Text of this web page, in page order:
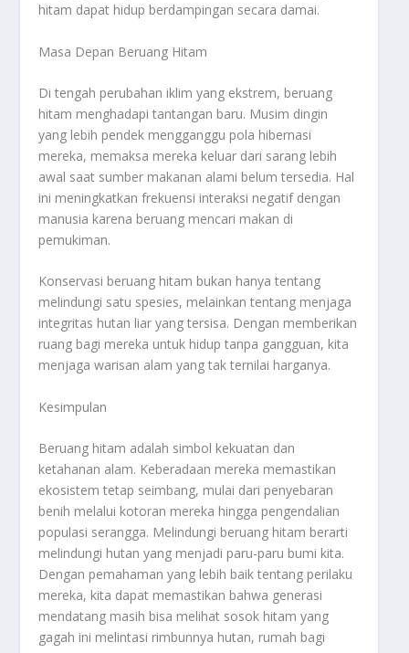
hitam dapat hidup berdampingan secara damai.
Masa Depan Beruang Hitam
Di tengah perubahan iklim yang ekstrem, beruang
hitam menghadapi tantangan baru. Musim dingin
yang lebih pendek mengganggu pola hibernasi
mereka, memaksa mereka keluar dari sarang lebih
awal saat sumber makanan alami belum tersedia. Hal
ini meningkatkan frekuensi interaksi negatif dengan
manusia karena beruang mencari makan di
pemukiman.
Konservasi beruang hitam bukan hanya tentang
melindungi satu spesies, melainkan tentang menjaga
integritas hutan liar yang tersisa. Dengan memberikan
ruang bagi mereka untuk hidup tanpa gangguan, kita
menjaga warisan alam yang tak ternilai harganya.
Kesimpulan
Beruang hitam adalah simbol kekuatan dan
ketahanan alam. Keberadaan mereka memastikan
ekosistem tetap seimbang, mulai dari penyebaran
benih melalui kotoran mereka hingga pengendalian
populasi serangga. Melindungi beruang hitam berarti
melindungi hutan yang menjadi paru-paru bumi kita.
Dengan pemahaman yang lebih baik tentang perilaku
mereka, kita dapat memastikan bahwa generasi
mendatang masih bisa melihat sosok hitam yang
gagah ini melintasi rimbunnya hutan, rumah bagi